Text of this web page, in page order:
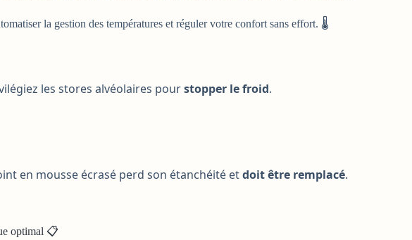
la gestion des températures et réguler votre confort sans effort. 🌡️
les stores alvéolaires pourstopper le froid.
en mousse écrasé perd son étanchéité etdoit être remplacé.
optimal 📋